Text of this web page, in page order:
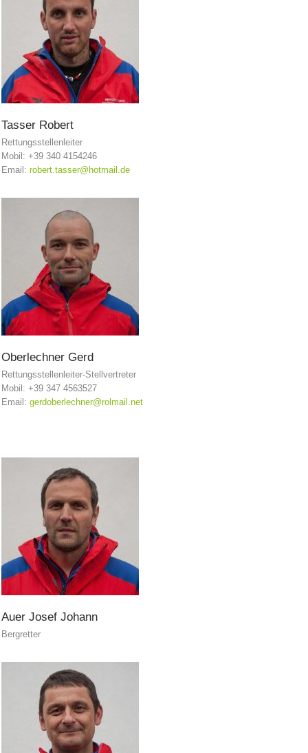
Comitato Direttivo
Richiesta di soccorso
Tasser Robert
Rettungsstellenleiter
Mobil: +39 340 4154246
Email: robert.tasser@hotmail.de
Oberlechner Gerd
Rettungsstellenleiter-Stellvertreter
Mobil: +39 347 4563527
Email: gerdoberlechner@rolmail.net
Auer Josef Johann
Bergretter